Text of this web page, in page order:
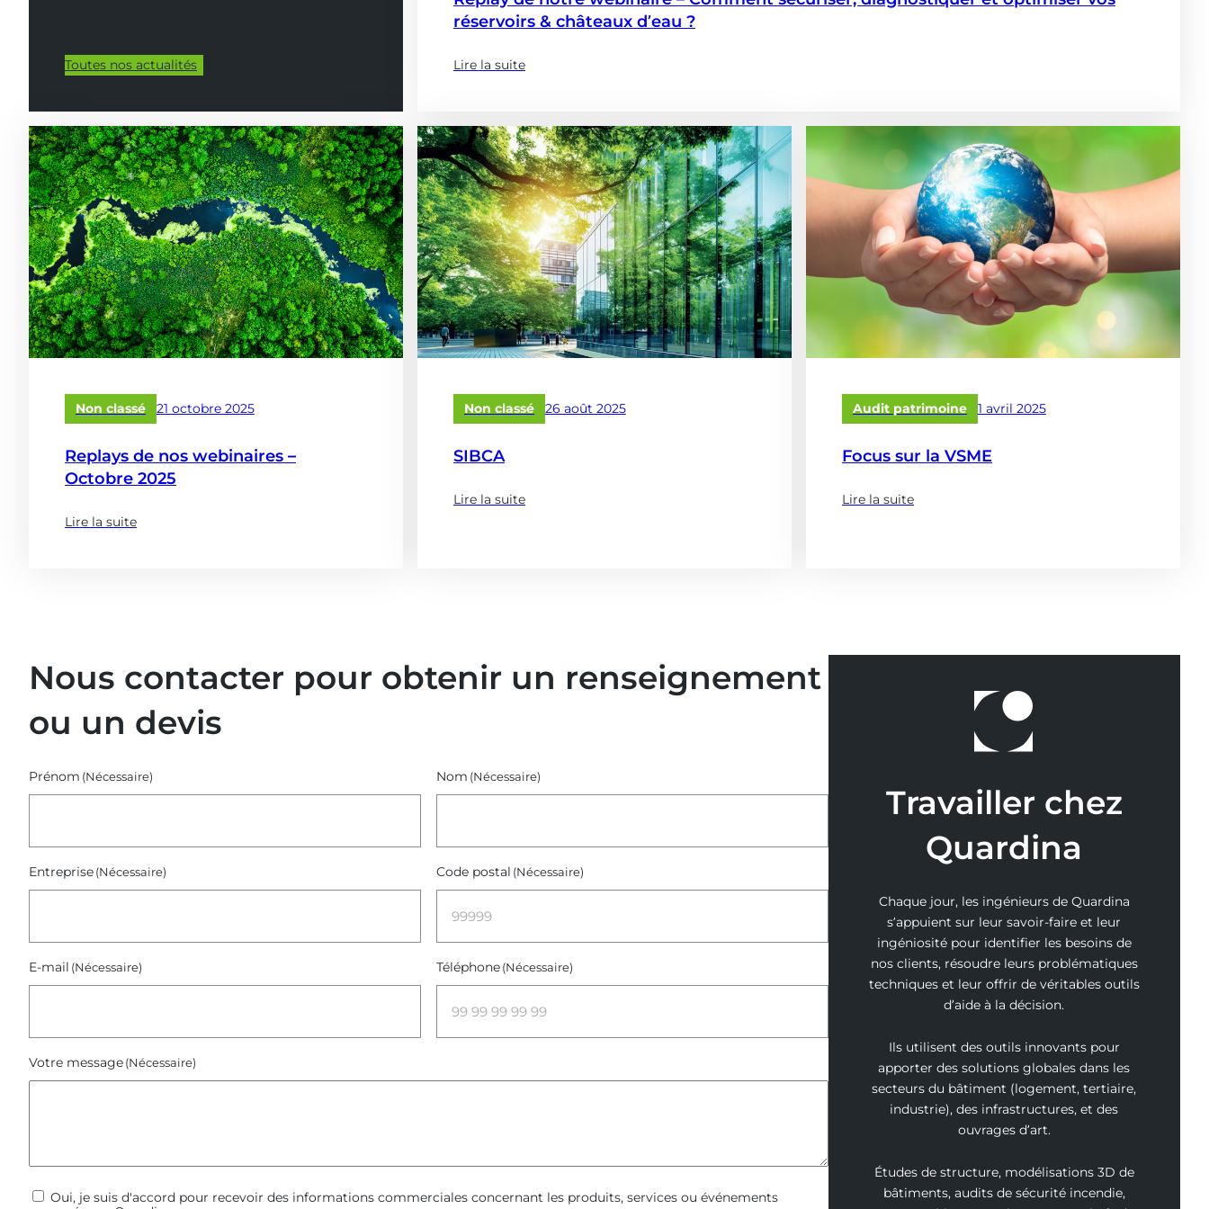
Toutes nos actualités
réservoirs & châteaux d’eau ?
Lire la suite
(à
:
Replay
de
notre
webinaire
–
Comment
sécuriser,
diagnostiquer
et
optimiser
châteaux
d’eau
?)
Non classé
Publié
le
21 octobre 2025
Replays de nos webinaires –
Octobre 2025
Lire la suite
(à
webinaires
Octobre
2025)
Non classé
Publié
le
26 août 2025
SIBCA
Lire la suite
(à
Audit patrimoine
Publié
le
1 avril 2025
Focus sur la VSME
Lire la suite
(à
VSME)
Nous contacter pour obtenir un renseignement
ou un devis
Prénom (Nécessaire) Nom (Nécessaire)
Entreprise(Nécessaire) Code postal (Nécessaire)
E-mail (Nécessaire) Téléphone(Nécessaire)
Votre message(Nécessaire)
Communications
Oui, je suis d'accord pour recevoir des informations commerciales concernant les produits, services ou événements
Travailler chez
Quardina
Chaque jour, les ingénieurs de Quardina
s’appuient sur leur savoir-faire et leur
ingéniosité pour identifier les besoins de
nos clients, résoudre leurs problématiques
techniques et leur offrir de véritables outils
d’aide à la décision.
Ils utilisent des outils innovants pour
apporter des solutions globales dans les
secteurs du bâtiment (logement, tertiaire,
industrie), des infrastructures, et des
ouvrages d’art.
Études de structure, modélisations 3D de
bâtiments, audits de sécurité incendie,